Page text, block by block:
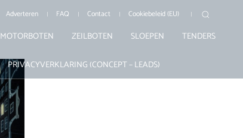
Adverteren FAQ Contact Cookiebeleid (EU)
MOTORBOTEN ZEILBOTEN SLOEPEN TENDERS
PRIVACYVERKLARING (CONCEPT – LEADS)